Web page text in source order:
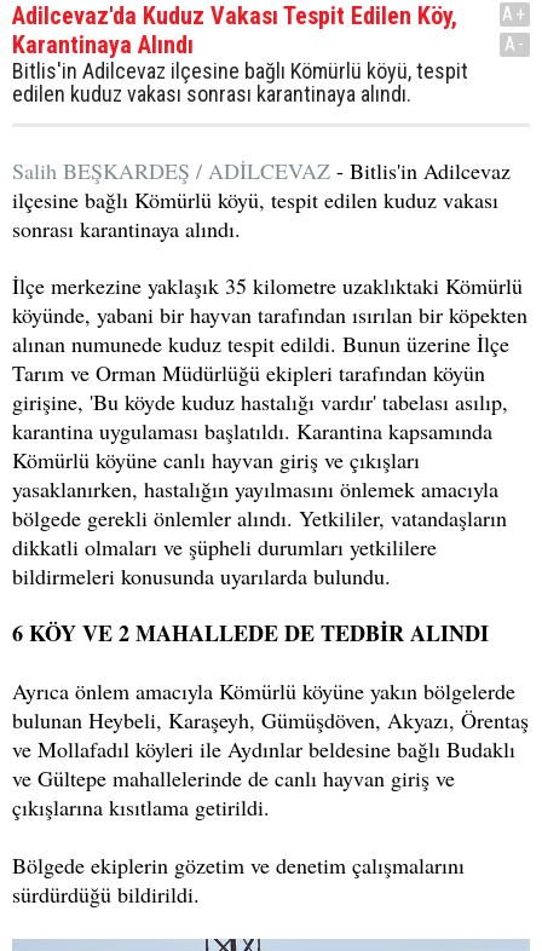
Adilcevaz'da Kuduz Vakası Tespit Edilen Köy,
Karantinaya Alındı
Bitlis'in Adilcevaz ilçesine bağlı Kömürlü köyü, tespit
edilen kuduz vakası sonrası karantinaya alındı.
A+
A-
Salih BEŞKARDEŞ / ADİLCEVAZ - Bitlis'in Adilcevaz
ilçesine bağlı Kömürlü köyü, tespit edilen kuduz vakası
sonrası karantinaya alındı.
İlçe merkezine yaklaşık 35 kilometre uzaklıktaki Kömürlü
köyünde, yabani bir hayvan tarafından ısırılan bir köpekten
alınan numunede kuduz tespit edildi. Bunun üzerine İlçe
Tarım ve Orman Müdürlüğü ekipleri tarafından köyün
girişine, 'Bu köyde kuduz hastalığı vardır' tabelası asılıp,
karantina uygulaması başlatıldı. Karantina kapsamında
Kömürlü köyüne canlı hayvan giriş ve çıkışları
yasaklanırken, hastalığın yayılmasını önlemek amacıyla
bölgede gerekli önlemler alındı. Yetkililer, vatandaşların
dikkatli olmaları ve şüpheli durumları yetkililere
bildirmeleri konusunda uyarılarda bulundu.
6 KÖY VE 2 MAHALLEDE DE TEDBİR ALINDI
Ayrıca önlem amacıyla Kömürlü köyüne yakın bölgelerde
bulunan Heybeli, Karaşeyh, Gümüşdöven, Akyazı, Örentaş
ve Mollafadıl köyleri ile Aydınlar beldesine bağlı Budaklı
ve Gültepe mahallelerinde de canlı hayvan giriş ve
çıkışlarına kısıtlama getirildi.
Bölgede ekiplerin gözetim ve denetim çalışmalarını
sürdürdüğü bildirildi.